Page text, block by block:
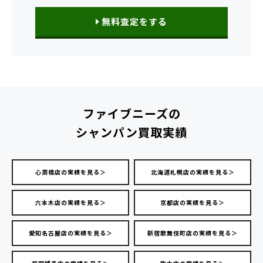
無料査定をする
ファイブニーズの
シャンパン買取実績
心斎橋店の実績を見る＞ 北海道札幌店の実績を見る＞
六本木店の実績を見る＞ 京都店の実績を見る＞
愛知名古屋店の実績を見る＞ 新宿歌舞伎町店の実績を見る＞